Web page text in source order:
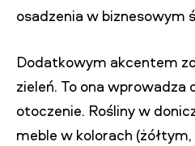
osadzenia w biznesowym
Dodatkowym akcentem
zieleń. To ona wprowadza
otoczenie. Rośliny w
meble w kolorach